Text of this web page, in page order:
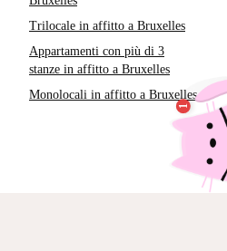
Trilocale in affitto a Bruxelles
Appartamenti con più di 3
stanze in affitto a Bruxelles
Monolocali in affitto a Bruxelles